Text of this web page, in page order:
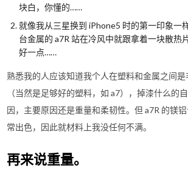
块白，你懂的……
就像我从三星换到 iPhone5 时的第一印象一
台金属的 a7R 站在冷风中就跟拿着一块散热
好一点……
熟悉我的人应该知道我个人在塑料和金属之间
（当然是足够好的塑料，如 a7），掉漆什么的
因，主要原因还是重量和柔韧性。但 a7R 的镁
常出色，因此就材料上我没任何不满。
再来说重量。